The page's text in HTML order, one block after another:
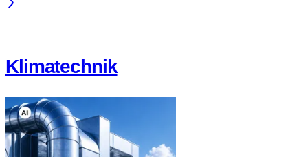
Klimatechnik